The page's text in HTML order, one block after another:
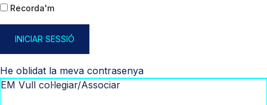
Recorda'm
INICIAR SESSIÓ
He oblidat la meva contrasenya
EM Vull col·legiar/Associar